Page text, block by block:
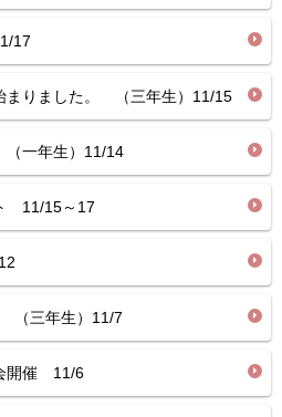
17
まりました。 （三年生）11/15
一年生）11/14
11/15～17
（三年生）11/7
開催 11/6